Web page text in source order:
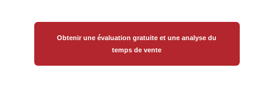
Obtenir une évaluation gratuite et une analyse du
temps de vente